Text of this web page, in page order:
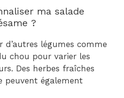
ma salade
?
d’autres légumes comme
chou pour varier les
Des herbes fraîches
peuvent également